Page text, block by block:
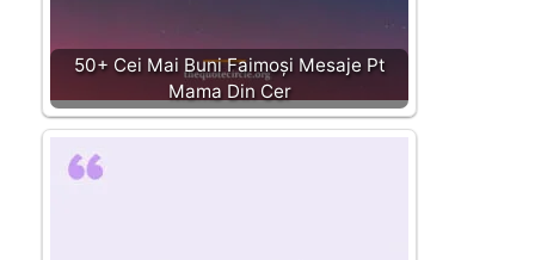
50+ Cei Mai Buni Faimoși Mesaje Pt
Mama Din Cer